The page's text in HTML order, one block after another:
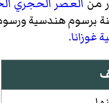
من العصر الحجري
برسوم هندسية
غوزانا.